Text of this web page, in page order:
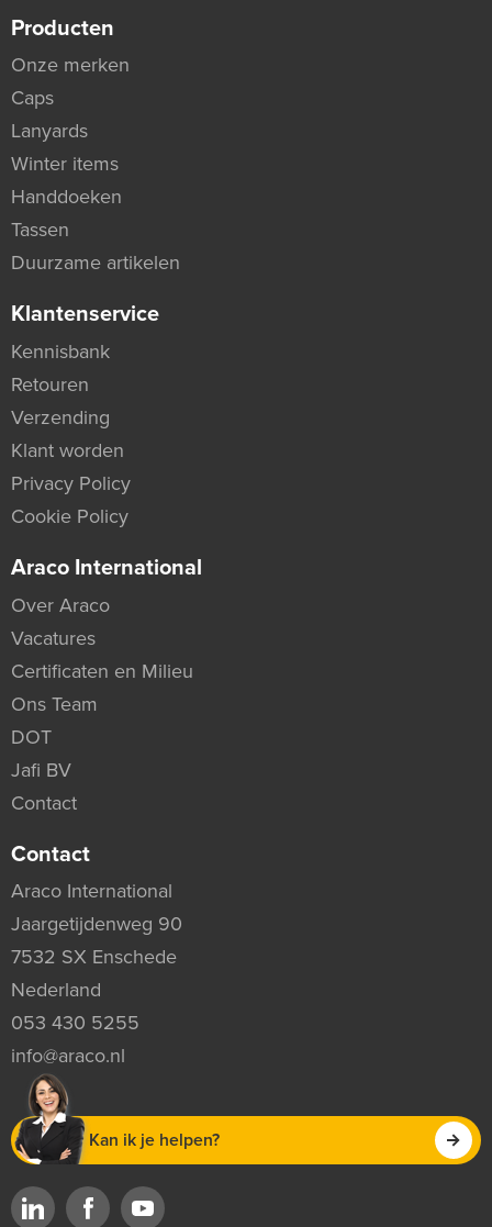
Producten
Onze merken
Caps
Lanyards
Winter items
Handdoeken
Tassen
Duurzame artikelen
Klantenservice
Kennisbank
Retouren
Verzending
Klant worden
Privacy Policy
Cookie Policy
Araco International
Over Araco
Vacatures
Certificaten en Milieu
Ons Team
DOT
Jafi BV
Contact
Contact
Araco International
Jaargetijdenweg 90
7532 SX Enschede
Nederland
053 430 5255
info@araco.nl
Kan ik je helpen?